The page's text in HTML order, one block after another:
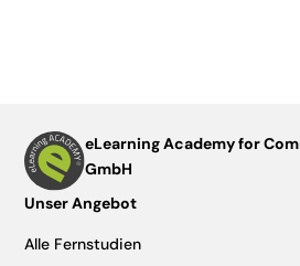
eLearning Academy for
GmbH
Unser Angebot
Alle Fernstudien